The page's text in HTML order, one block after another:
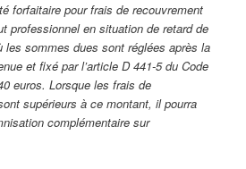
forfaitaire pour frais de recouvrement
professionnel en situation de retard de
les sommes dues sont réglées après la
et fixé par l’article D 441-5 du Code
euros. Lorsque les frais de
supérieurs à ce montant, il pourra
complémentaire sur